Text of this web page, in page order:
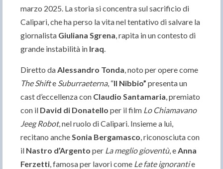
marzo 2025. La storia si concentra sul sacrificio di
Calipari, che ha perso la vita nel tentativo di salvare la
giornalista Giuliana Sgrena, rapita in un contesto di
grande instabilità in Iraq.
Diretto daAlessandro Tonda, noto per opere come
The Shifte Suburraeterna, “Il Nibbio” presenta un
cast d’eccellenza con Claudio Santamaria, premiato
con il David di Donatello per il film Lo Chiamavano
Jeeg Robot, nel ruolo di Calipari. Insieme a lui,
recitano ancheSonia Bergamasco, riconosciuta con
il Nastro d’Argento per La meglio gioventù, eAnna
Ferzetti, famosa per lavori come Le fate ignorantie